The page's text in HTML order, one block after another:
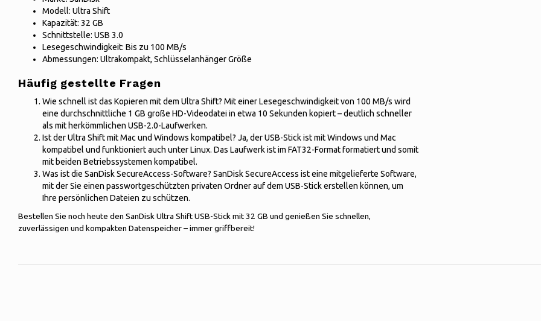
Modell: Ultra Shift
Kapazität: 32 GB
Schnittstelle: USB 3.0
Lesegeschwindigkeit: Bis zu 100 MB/s
Abmessungen: Ultrakompakt, Schlüsselanhänger Größe
Häufig gestellte Fragen
Wie schnell ist das Kopieren mit dem Ultra Shift? Mit einer Lesegeschwindigkeit von 100 MB/s wird
eine durchschnittliche 1 GB große HD-Videodatei in etwa 10 Sekunden kopiert – deutlich schneller
als mit herkömmlichen USB-2.0-Laufwerken.
Ist der Ultra Shift mit Mac und Windows kompatibel? Ja, der USB-Stick ist mit Windows und Mac
kompatibel und funktioniert auch unter Linux. Das Laufwerk ist im FAT32-Format formatiert und somit
mit beiden Betriebssystemen kompatibel.
Was ist die SanDisk SecureAccess-Software? SanDisk SecureAccess ist eine mitgelieferte Software,
mit der Sie einen passwortgeschützten privaten Ordner auf dem USB-Stick erstellen können, um
Ihre persönlichen Dateien zu schützen.
Bestellen Sie noch heute den SanDisk Ultra Shift USB-Stick mit 32 GB und genießen Sie schnellen,
zuverlässigen und kompakten Datenspeicher – immer griffbereit!